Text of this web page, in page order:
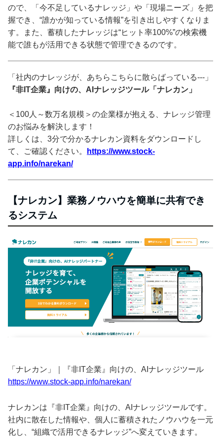
ので、「今不足しているナレッジ」や「現場ニーズ」を把
握でき、“誰かが知っている情報”を引き出しやすくなりま
す。また、蓄積したナレッジは“ヒット率100%”の検索機
能で誰もが活用できる状態で管理できるのです。
「社内のナレッジが、あちらこちらに散らばっている---」
『非IT企業』向けの、AIナレッジツール「ナレカン」
＜100人～数万名規模＞の企業様が抱える、ナレッジ管理
のお悩みを解決します！
詳しくは、3分で分かるナレカン資料をダウンロードし
て、ご確認ください。
https://www.stock-
app.info/narekan/
【ナレカン】業務ノウハウを簡単に共有でき
るシステム
「ナレカン」｜『非IT企業』向けの、AIナレッジツール
https://www.stock-app.info/narekan/
ナレカンは『非IT企業』向けの、AIナレッジツールです。
社内に散在した情報や、個人に蓄積されたノウハウを一元
化し、“組織で活用できるナレッジ”へ変えていきます。